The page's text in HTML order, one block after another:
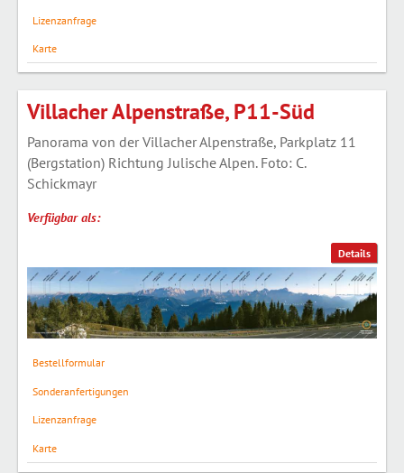
Lizenzanfrage
Karte
Details
Villacher Alpenstraße, P11-Süd
Panorama von der Villacher Alpenstraße, Parkplatz 11
(Bergstation) Richtung Julische Alpen. Foto: C.
Schickmayr
Verfügbar als:
Bestellformular
Sonderanfertigungen
Lizenzanfrage
Karte